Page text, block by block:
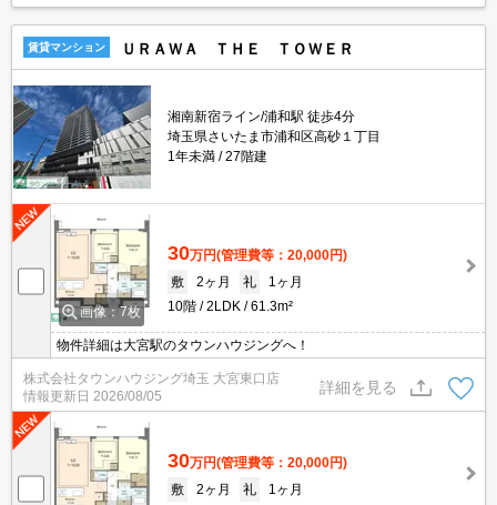
賃貸マンション ＵＲＡＷＡ ＴＨＥ ＴＯＷＥＲ
湘南新宿ライン/浦和駅 徒歩4分
埼玉県さいたま市浦和区高砂１丁目
1年未満
27階建
画像：7枚
30万円(管理費等：20,000円)
敷
2ヶ月 礼
1ヶ月
10階
2LDK 61.3m²
物件詳細は大宮駅のタウンハウジングへ！
株式会社タウンハウジング埼玉 大宮東口店
情報更新日 2026/08/05
詳細を見る
30万円(管理費等：20,000円)
敷
2ヶ月 礼
1ヶ月